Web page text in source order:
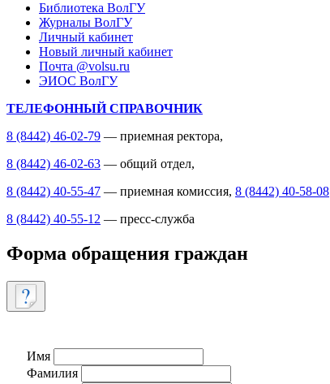
Библиотека ВолГУ
Журналы ВолГУ
Личный кабинет
Новый личный кабинет
Почта @volsu.ru
ЭИОС ВолГУ
ТЕЛЕФОННЫЙ СПРАВОЧНИК
8 (8442) 46-02-79 — приемная ректора,
8 (8442) 46-02-63 — общий отдел,
8 (8442) 40-55-47 — приемная комиссия, 8 (8442) 40-58-08
8 (8442) 40-55-12 — пресс-служба
Форма обращения граждан
Имя
Фамилия